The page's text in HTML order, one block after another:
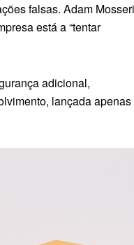
falsas. Adam
está a “tentar
adicional,
lançada apenas